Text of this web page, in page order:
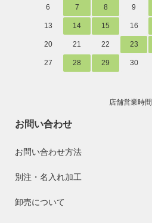
6 7 8 9
13 14 15 16
20 21 22 23
27 28 29 30
店舗営業時間
お問い合わせ
お問い合わせ方法
別注・名入れ加工
卸売について